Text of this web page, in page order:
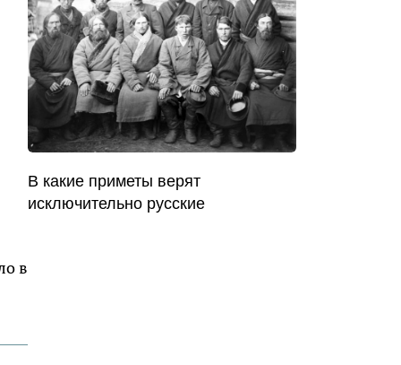
в
В какие приметы верят
исключительно русские